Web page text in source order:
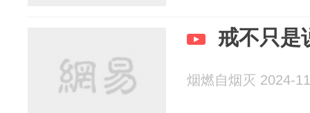
戒不只是
烟燃自烟灭 2024-